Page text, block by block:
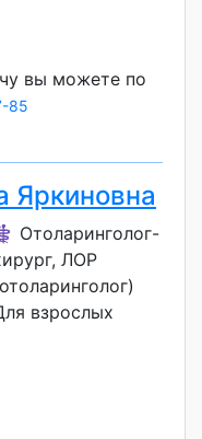
вы можете по
85
Яркиновна
Отоларинголог-
ЛОР
взрослых